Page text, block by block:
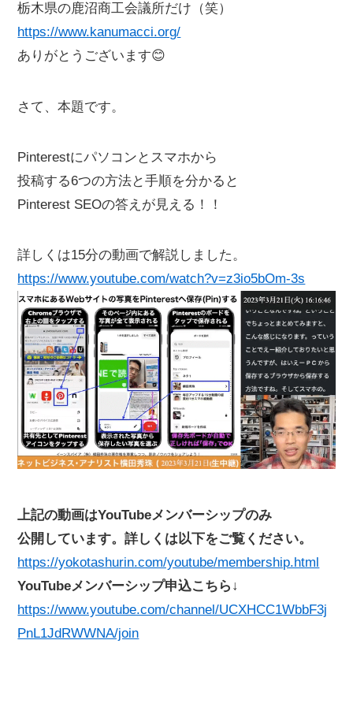
栃木県の鹿沼商工会議所だけ（笑）
https://www.kanumacci.org/
ありがとうございます😊
さて、本題です。
Pinterestにパソコンとスマホから
投稿する6つの方法と手順を分かると
Pinterest SEOの答えが見える！！
詳しくは15分の動画で解説しました。
https://www.youtube.com/watch?v=z3io5bOm-3s
上記の動画はYouTubeメンバーシップのみ
公開しています。詳しくは以下をご覧ください。
https://yokotashurin.com/youtube/membership.html
YouTubeメンバーシップ申込こちら↓
https://www.youtube.com/channel/UCXHCC1WbbF3j
PnL1JdRWWNA/join